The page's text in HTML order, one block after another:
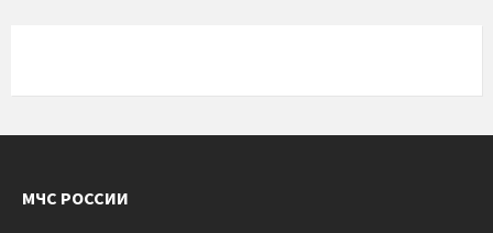
МЧС РОССИИ